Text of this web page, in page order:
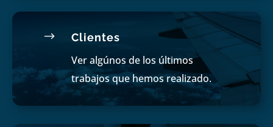
$ Clientes
Ver algúnos de los últimos
trabajos que hemos realizado.